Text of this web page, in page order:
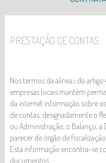
OPORTUNIDADE DE
PRESTAÇÃO DE CONTAS
Nos termos da alinea i do artigo
empresas locais mantém
da internet informação sobre
de contas, designadamente o
ou Administração, o Balanço,
parecer do órgão de fiscalização.
Esta informação encontra-se
documentos: